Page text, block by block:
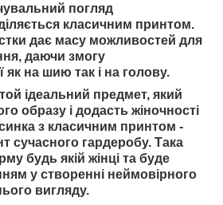
погляд
класичним принтом.
дає масу можливостей для
даючи змогу
як на шию так і на голову.
ідеальний предмет, який
образу і додасть жіночності
з класичним принтом -
сучасного гардеробу. Така
будь якій жінці та буде
у створенні неймовірного
вигляду.